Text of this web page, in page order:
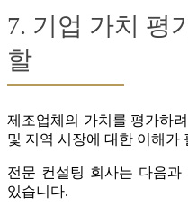
7. 기업 가치 평
할
제조업체의 가치를 평가하
및 지역 시장에 대한 이해가
전문 컨설팅 회사는 다음
있습니다.